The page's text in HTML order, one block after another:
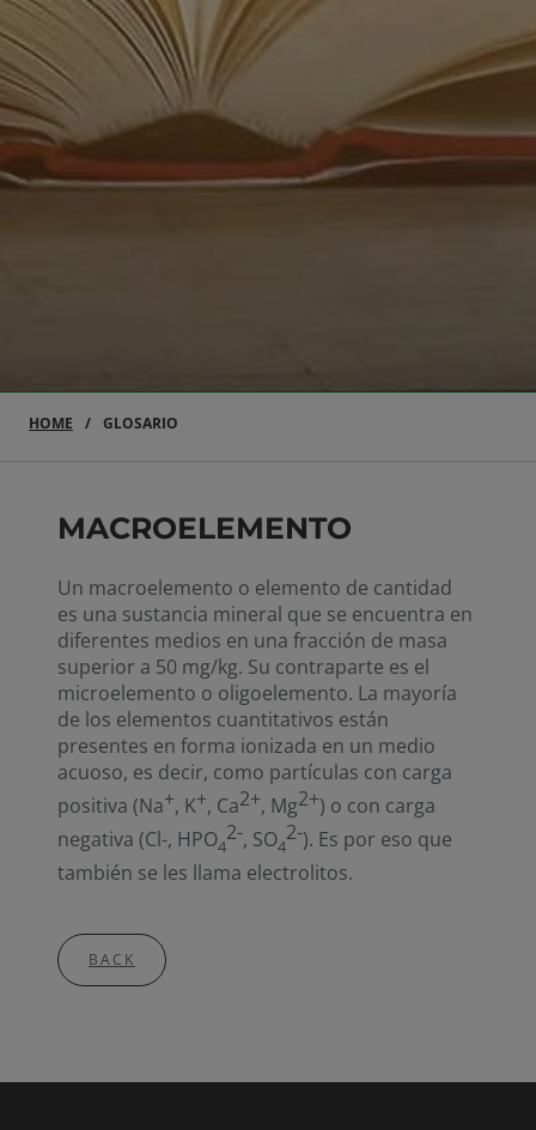
HOME GLOSARIO
MACROELEMENTO
Un macroelemento o elemento de cantidad
es una sustancia mineral que se encuentra en
diferentes medios en una fracción de masa
superior a 50 mg/kg. Su contraparte es el
microelemento o oligoelemento. La mayoría
de los elementos cuantitativos están
presentes en forma ionizada en un medio
acuoso, es decir, como partículas con carga
positiva (Na+, K+, Ca2+, Mg2+) o con carga
negativa (Cl-, HPO4
2-, SO4
2-). Es por eso que
también se les llama electrolitos.
BACK